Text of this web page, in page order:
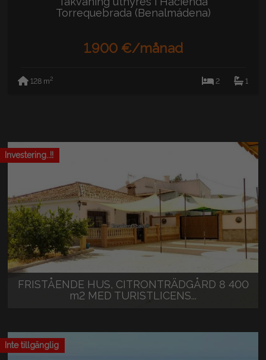
Torrequebrada (Benalmádena)
1.900 €/månad
128 m2 2 1
Investering..!!
FRISTÅENDE HUS, CITRONTRÄDGÅRD 8 400
m2 MED TURISTLICENS...
Inte tillgänglig